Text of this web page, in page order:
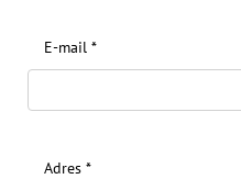
E-mail *
Adres *